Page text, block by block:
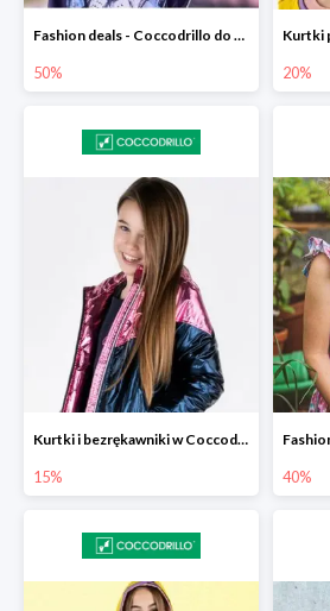
Fashion deals - Coccodrillo do -50%
50% 20%
Kurtki i bezrękawniki w Coccodrillo -15%
15% 40%